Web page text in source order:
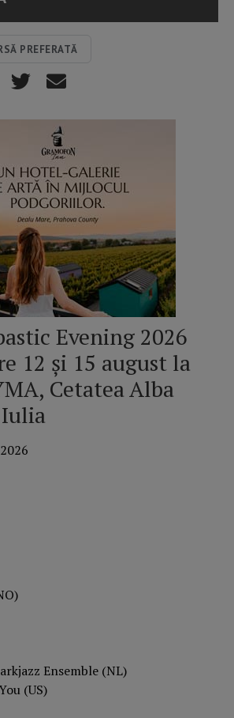
PREFERATĂ
Evening 2026
12 și 15 august la
Cetatea Alba
Ensemble (NL)
(US)